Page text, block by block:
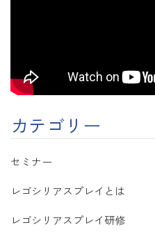
カテゴリー
セミナー
レゴシリアスプレイとは
レゴシリアスプレイ研修